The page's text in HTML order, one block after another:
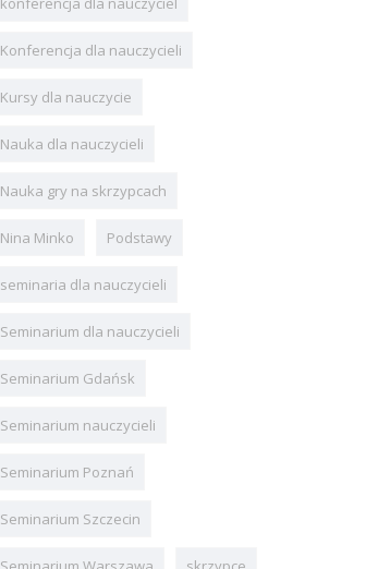
Konferencja dla nauczycieli
Kursy dla nauczycie
Nauka dla nauczycieli
Nauka gry na skrzypcach
Nina Minko Podstawy
seminaria dla nauczycieli
Seminarium dla nauczycieli
Seminarium Gdańsk
Seminarium nauczycieli
Seminarium Poznań
Seminarium Szczecin